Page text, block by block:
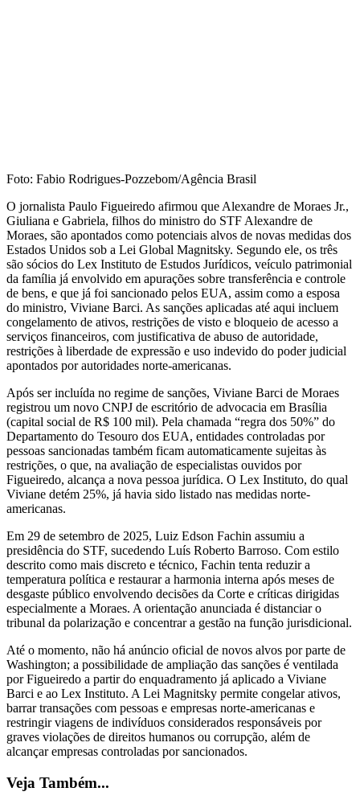
Foto: Fabio Rodrigues-Pozzebom/Agência Brasil
O jornalista Paulo Figueiredo afirmou que Alexandre de Moraes Jr.,
Giuliana e Gabriela, filhos do ministro do STF Alexandre de
Moraes, são apontados como potenciais alvos de novas medidas dos
Estados Unidos sob a Lei Global Magnitsky. Segundo ele, os três
são sócios do Lex Instituto de Estudos Jurídicos, veículo patrimonial
da família já envolvido em apurações sobre transferência e controle
de bens, e que já foi sancionado pelos EUA, assim como a esposa
do ministro, Viviane Barci. As sanções aplicadas até aqui incluem
congelamento de ativos, restrições de visto e bloqueio de acesso a
serviços financeiros, com justificativa de abuso de autoridade,
restrições à liberdade de expressão e uso indevido do poder judicial
apontados por autoridades norte-americanas.
Após ser incluída no regime de sanções, Viviane Barci de Moraes
registrou um novo CNPJ de escritório de advocacia em Brasília
(capital social de R$ 100 mil). Pela chamada “regra dos 50%” do
Departamento do Tesouro dos EUA, entidades controladas por
pessoas sancionadas também ficam automaticamente sujeitas às
restrições, o que, na avaliação de especialistas ouvidos por
Figueiredo, alcança a nova pessoa jurídica. O Lex Instituto, do qual
Viviane detém 25%, já havia sido listado nas medidas norte-
americanas.
Em 29 de setembro de 2025, Luiz Edson Fachin assumiu a
presidência do STF, sucedendo Luís Roberto Barroso. Com estilo
descrito como mais discreto e técnico, Fachin tenta reduzir a
temperatura política e restaurar a harmonia interna após meses de
desgaste público envolvendo decisões da Corte e críticas dirigidas
especialmente a Moraes. A orientação anunciada é distanciar o
tribunal da polarização e concentrar a gestão na função jurisdicional.
Até o momento, não há anúncio oficial de novos alvos por parte de
Washington; a possibilidade de ampliação das sanções é ventilada
por Figueiredo a partir do enquadramento já aplicado a Viviane
Barci e ao Lex Instituto. A Lei Magnitsky permite congelar ativos,
barrar transações com pessoas e empresas norte-americanas e
restringir viagens de indivíduos considerados responsáveis por
graves violações de direitos humanos ou corrupção, além de
alcançar empresas controladas por sancionados.
Veja Também...